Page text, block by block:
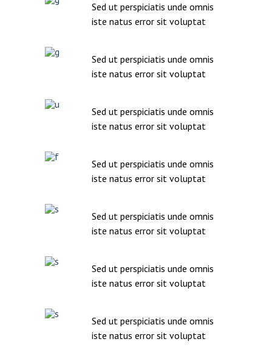
Sed ut perspiciatis unde omnis
iste natus error sit voluptat
Sed ut perspiciatis unde omnis
iste natus error sit voluptat
Sed ut perspiciatis unde omnis
iste natus error sit voluptat
Sed ut perspiciatis unde omnis
iste natus error sit voluptat
Sed ut perspiciatis unde omnis
iste natus error sit voluptat
Sed ut perspiciatis unde omnis
iste natus error sit voluptat
Sed ut perspiciatis unde omnis
iste natus error sit voluptat